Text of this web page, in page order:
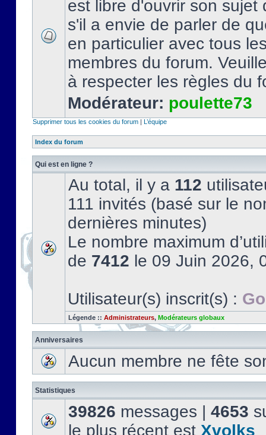
est libre d'ouvrir son sujet
s'il a envie de parler de
en particulier avec tous
membres du forum.
à respecter les règles du
Modérateur: poulette73
Supprimer tous les cookies du forum | L’équipe
Index du forum
Qui est en ligne ?
Au total, il y a 112
111 invités (basé sur le
dernières minutes)
Le nombre maximum
de 7412 le 09 Juin 2026,
Utilisateur(s) inscrit(s) :
Légende :: Administrateurs, Modérateurs globaux
Anniversaires
Aucun membre ne fête
Statistiques
39826 messages | 4653
le plus récent est Xvolks